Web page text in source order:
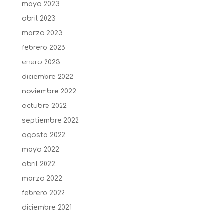
mayo 2023
abril 2023
marzo 2023
febrero 2023
enero 2023
diciembre 2022
noviembre 2022
octubre 2022
septiembre 2022
agosto 2022
mayo 2022
abril 2022
marzo 2022
febrero 2022
diciembre 2021